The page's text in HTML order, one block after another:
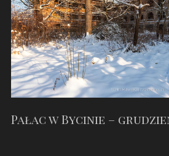
2022"
Pałac w Bycinie –